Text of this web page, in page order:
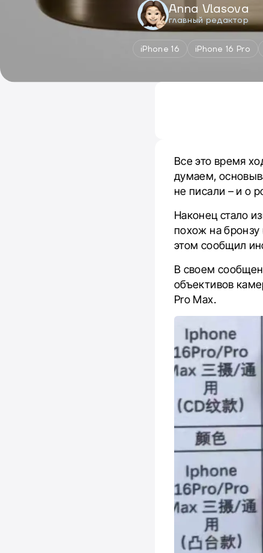
Anna Vlasova
главный редактор
iPhone 16 iPhone 16 Pro
Все это время
думаем,
не писали – и о
Наконец стало
похож на
этом сообщил
В своем
объективов
Pro Max.